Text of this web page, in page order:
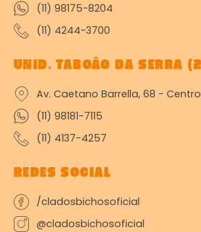
(11) 98175-8204
(11) 4244-3700
UNID. TABOÃO DA SERRA
Av. Caetano Barrella, 68 - Centro
(11) 98181-7115
(11) 4137-4257
REDES SOCIAL
/cladosbichosoficial
@cladosbichosoficial